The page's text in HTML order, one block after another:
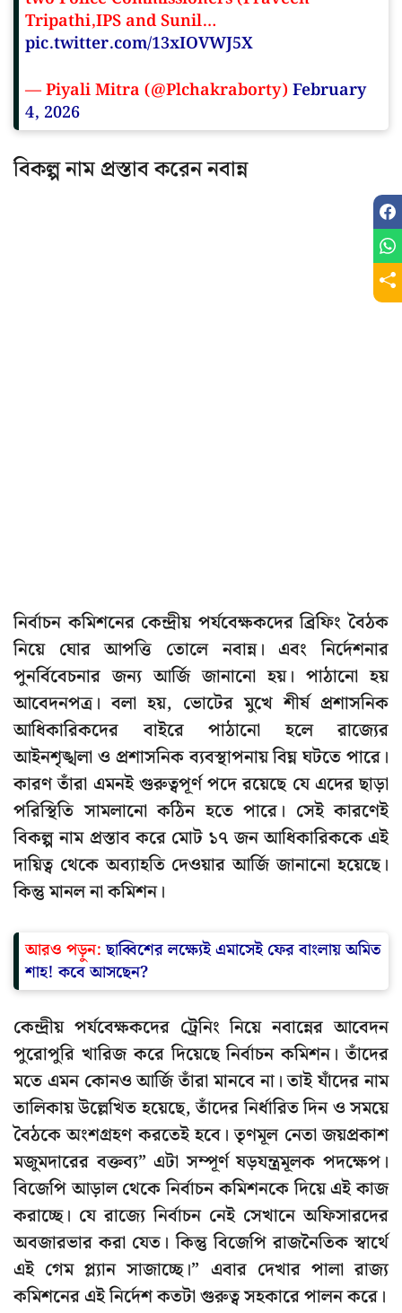
Tripathi,IPS and Sunil…
pic.twitter.com/13xIOVWJ5X
— Piyali Mitra (@Plchakraborty) February
4, 2026
বিকল্প নাম প্রস্তাব করেন নবান্ন
নির্বাচন কমিশনের কেন্দ্রীয় পর্যবেক্ষকদের ব্রিফিং বৈঠক
নিয়ে ঘোর আপত্তি তোলে নবান্ন। এবং নির্দেশনার
পুনর্বিবেচনার জন্য আর্জি জানানো হয়। পাঠানো হয়
আবেদনপত্র। বলা হয়, ভোটের মুখে শীর্ষ প্রশাসনিক
আধিকারিকদের বাইরে পাঠানো হলে রাজ্যের
আইনশৃঙ্খলা ও প্রশাসনিক ব্যবস্থাপনায় বিঘ্ন ঘটতে পারে।
কারণ তাঁরা এমনই গুরুত্বপূর্ণ পদে রয়েছে যে এদের ছাড়া
পরিস্থিতি সামলানো কঠিন হতে পারে। সেই কারণেই
বিকল্প নাম প্রস্তাব করে মোট ১৭ জন আধিকারিককে এই
দায়িত্ব থেকে অব্যাহতি দেওয়ার আর্জি জানানো হয়েছে।
কিন্তু মানল না কমিশন।
আরও পড়ুন:ছাব্বিশের লক্ষ্যেই এমাসেই ফের বাংলায় অমিত
শাহ! কবে আসছেন?
কেন্দ্রীয় পর্যবেক্ষকদের ট্রেনিং নিয়ে নবান্নের আবেদন
পুরোপুরি খারিজ করে দিয়েছে নির্বাচন কমিশন। তাঁদের
মতে এমন কোনও আর্জি তাঁরা মানবে না। তাই যাঁদের নাম
তালিকায় উল্লেখিত হয়েছে, তাঁদের নির্ধারিত দিন ও সময়ে
বৈঠকে অংশগ্রহণ করতেই হবে। তৃণমূল নেতা জয়প্রকাশ
মজুমদারের বক্তব্য” এটা সম্পূর্ণ ষড়যন্ত্রমূলক পদক্ষেপ।
বিজেপি আড়াল থেকে নির্বাচন কমিশনকে দিয়ে এই কাজ
করাচ্ছে। যে রাজ্যে নির্বাচন নেই সেখানে অফিসারদের
অবজারভার করা যেত। কিন্তু বিজেপি রাজনৈতিক স্বার্থে
এই গেম প্ল্যান সাজাচ্ছে।” এবার দেখার পালা রাজ্য
কমিশনের এই নির্দেশ কতটা গুরুত্ব সহকারে পালন করে।